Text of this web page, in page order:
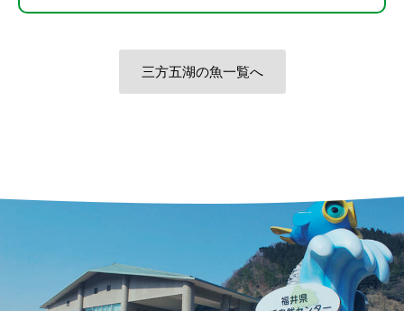
三方五湖の魚一覧へ